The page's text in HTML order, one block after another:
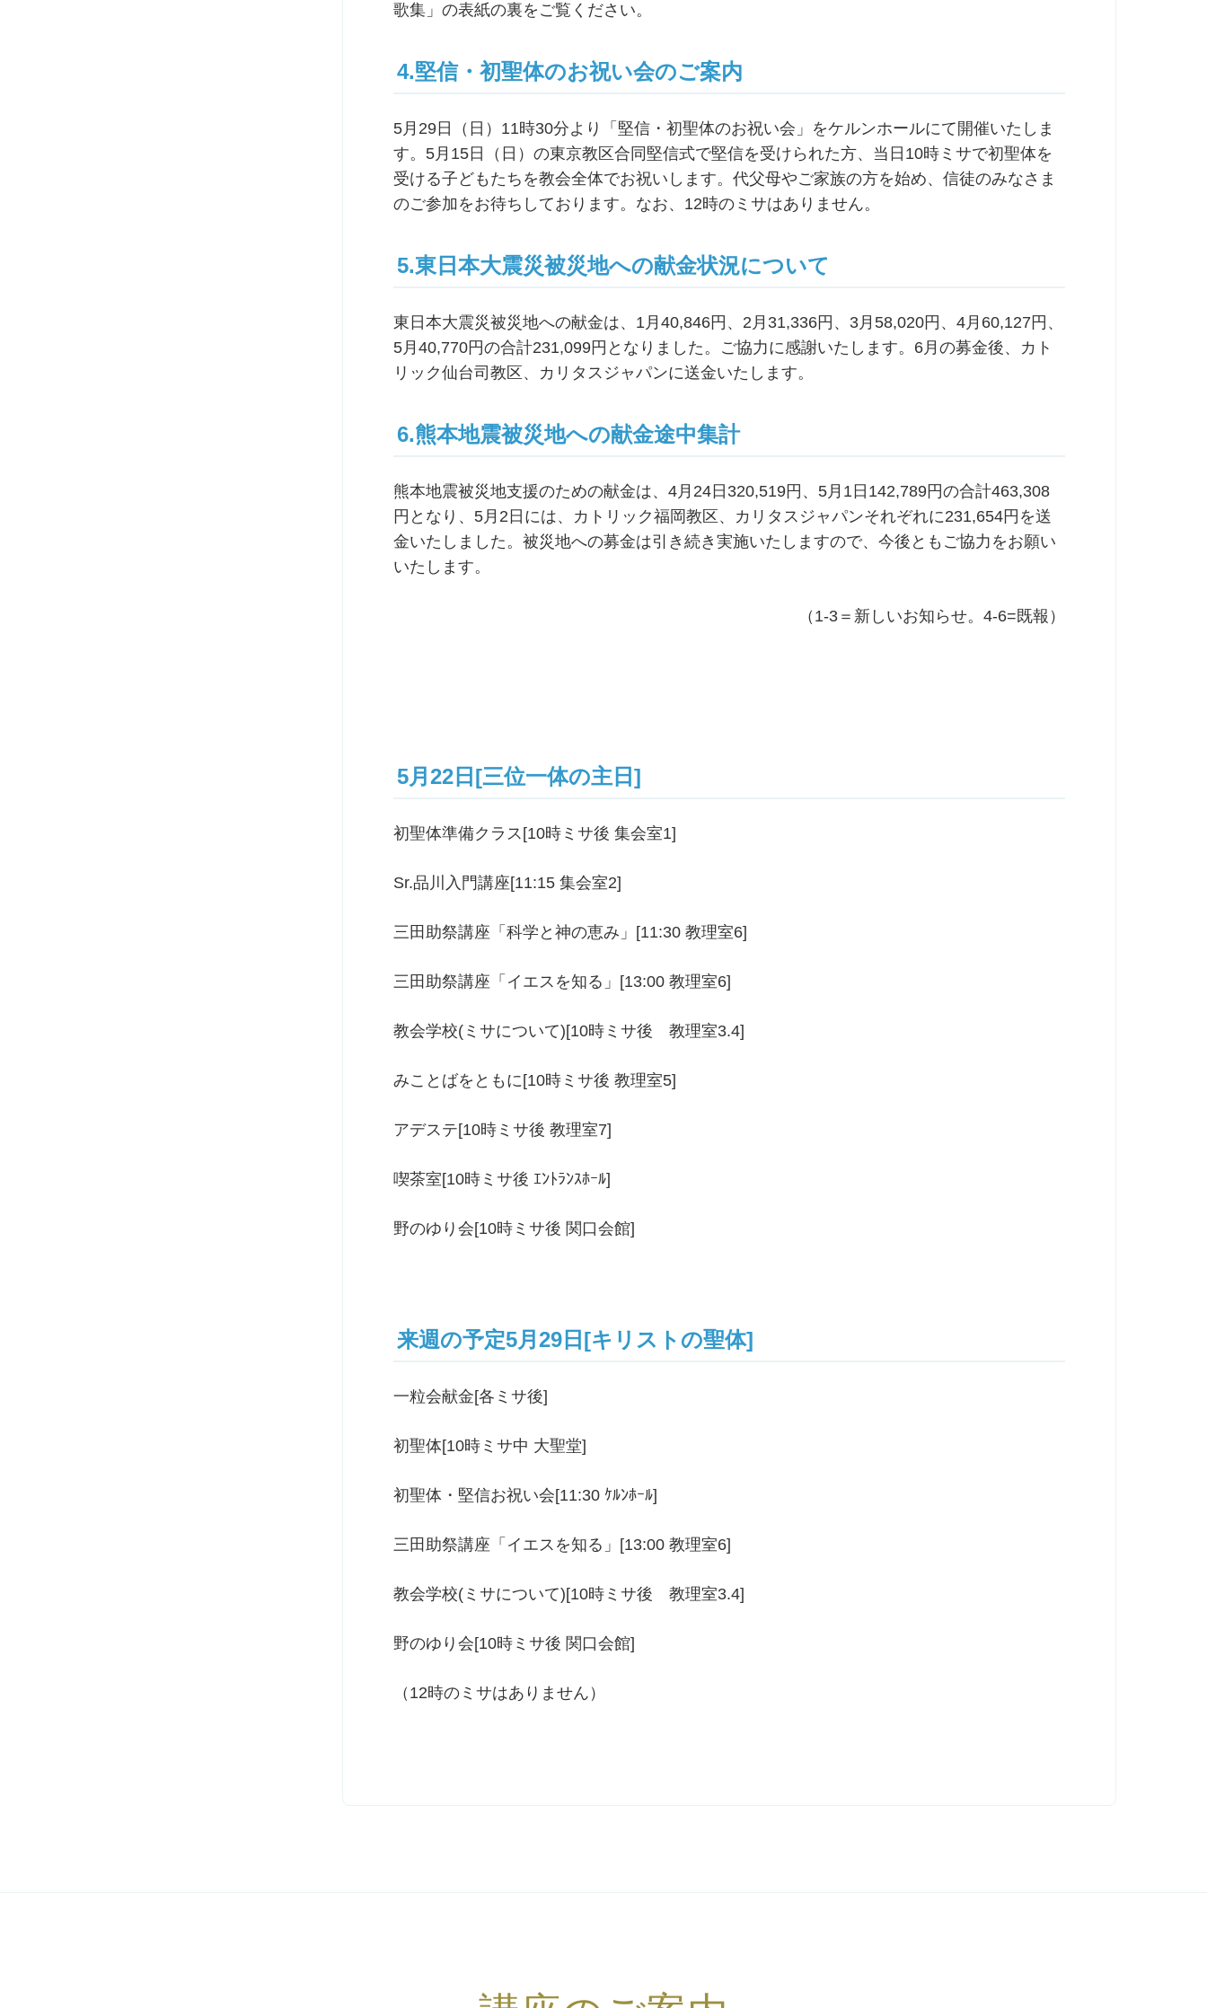
歌集」の表紙の裏をご覧ください。
4.堅信・初聖体のお祝い会のご案内
5月29日（日）11時30分より「堅信・初聖体のお祝い会」をケルンホールにて開催いたしま
す。5月15日（日）の東京教区合同堅信式で堅信を受けられた方、当日10時ミサで初聖体を
受ける子どもたちを教会全体でお祝いします。代父母やご家族の方を始め、信徒のみなさま
のご参加をお待ちしております。なお、12時のミサはありません。
5.東日本大震災被災地への献金状況について
東日本大震災被災地への献金は、1月40,846円、2月31,336円、3月58,020円、4月60,127円、
5月40,770円の合計231,099円となりました。ご協力に感謝いたします。6月の募金後、カト
リック仙台司教区、カリタスジャパンに送金いたします。
6.熊本地震被災地への献金途中集計
熊本地震被災地支援のための献金は、4月24日320,519円、5月1日142,789円の合計463,308
円となり、5月2日には、カトリック福岡教区、カリタスジャパンそれぞれに231,654円を送
金いたしました。被災地への募金は引き続き実施いたしますので、今後ともご協力をお願い
いたします。
（1-3＝新しいお知らせ。4-6=既報）
5月22日[三位一体の主日]
初聖体準備クラス[10時ミサ後 集会室1]
Sr.品川入門講座[11:15 集会室2]
三田助祭講座「科学と神の恵み」[11:30 教理室6]
三田助祭講座「イエスを知る」[13:00 教理室6]
教会学校(ミサについて)[10時ミサ後 教理室3.4]
みことばをともに[10時ミサ後 教理室5]
アデステ[10時ミサ後 教理室7]
喫茶室[10時ミサ後 ｴﾝﾄﾗﾝｽﾎｰﾙ]
野のゆり会[10時ミサ後 関口会館]
来週の予定5月29日[キリストの聖体]
一粒会献金[各ミサ後]
初聖体[10時ミサ中 大聖堂]
初聖体・堅信お祝い会[11:30 ｹﾙﾝﾎｰﾙ]
三田助祭講座「イエスを知る」[13:00 教理室6]
教会学校(ミサについて)[10時ミサ後 教理室3.4]
野のゆり会[10時ミサ後 関口会館]
（12時のミサはありません）